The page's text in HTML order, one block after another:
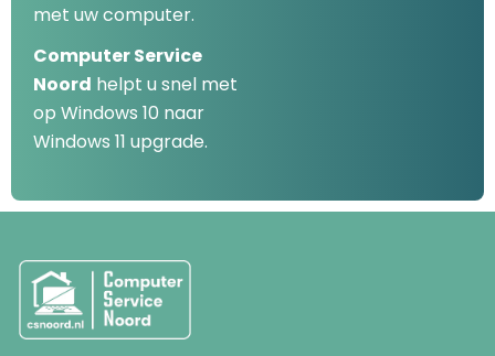
met uw computer.
Computer Service
Noord helpt u snel met
op Windows 10 naar
Windows 11 upgrade.